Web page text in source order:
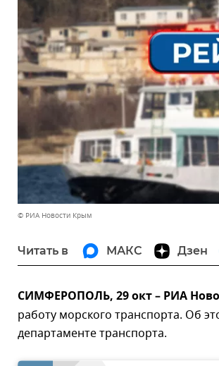
© РИА Новости Крым
Читать в МАКС Дзен
СИМФЕРОПОЛЬ, 29 окт – РИА
работу морского транспорта. Об
департаменте транспорта.